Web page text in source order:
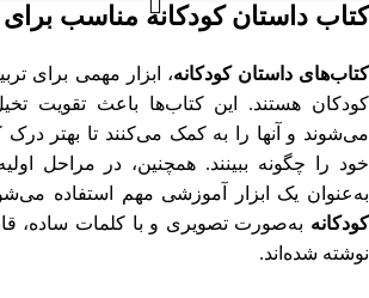
کتاب داستانکودکانه مناسب برای
کتابهای داستان کودکانه، ابزار مهمی برای
کودکان هستند. این کتاب‌ها باعث تقویت
می‌شوند و آنها را به‌ کمک می‌کنند تا بهتر
خود را چگونه ببینند. همچنین، در مراحل
به‌عنوان یک ابزار آموزشی مهم استفاده
کودکانه به‌صورت تصویری و با کلمات ساده،
نوشته شده‌اند.